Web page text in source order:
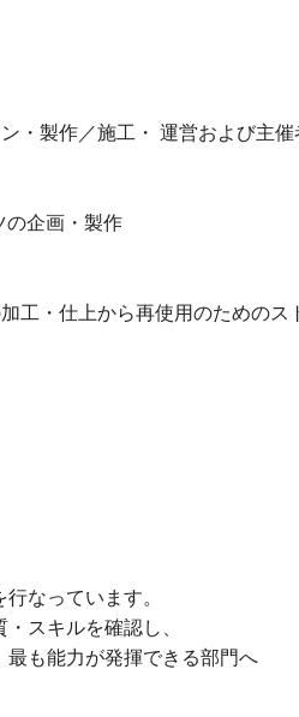
・製作／施工・ 運営および主
の企画・製作
工・仕上から再使用のためのス
なっています。
スキルを確認し、
も能力が発揮できる部門へ